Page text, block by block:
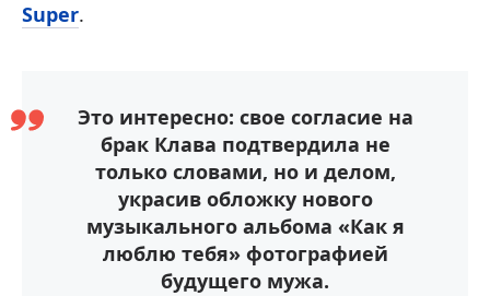
Super.
Это интересно: свое согласие на
брак Клава подтвердила не
только словами, но и делом,
украсив обложку нового
музыкального альбома «Как я
люблю тебя» фотографией
будущего мужа.